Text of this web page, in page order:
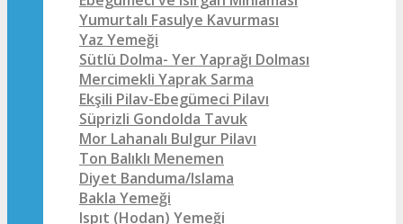
Yumurtalı Fasulye Kavurması
Yaz Yemeği
Sütlü Dolma- Yer Yaprağı Dolması
Mercimekli Yaprak Sarma
Ekşili Pilav-Ebegümeci Pilavı
Süprizli Gondolda Tavuk
Mor Lahanalı Bulgur Pilavı
Ton Balıklı Menemen
Diyet Banduma/Islama
Bakla Yemeği
Ispıt (Hodan) Yemeği